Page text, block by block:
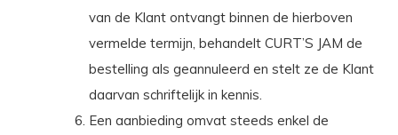
van de Klant ontvangt binnen de hierboven
vermelde termijn, behandelt CURT’S JAM de
bestelling als geannuleerd en stelt ze de Klant
daarvan schriftelijk in kennis.
Een aanbieding omvat steeds enkel de